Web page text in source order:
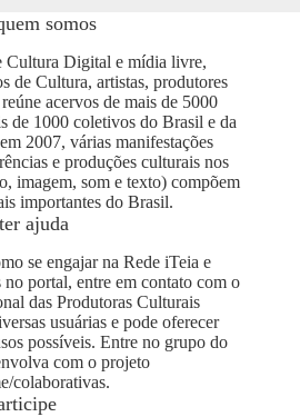
somos
Cultura Digital e mídia livre,
de Cultura, artistas, produtores
acervos de mais de 5000
de 1000 coletivos do Brasil e da
2007, várias manifestações
e produções culturais nos
imagem, som e texto) compõem
importantes do Brasil.
ajuda
se engajar na Rede iTeia e
portal, entre em contato com o
das Produtoras Culturais
usuárias e pode oferecer
possíveis. Entre no grupo do
com o projeto
colaborativas.